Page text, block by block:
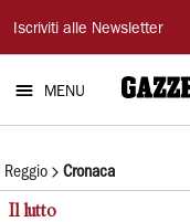
Gazzetta
di
Reggio
Iscriviti alle Newsletter
MENU
Reggio Cronaca
Il lutto